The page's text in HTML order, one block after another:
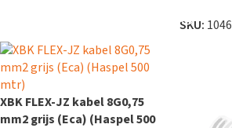
SKU:
XBK FLEX-JZ kabel 8G0,75
mm2 grijs (Eca) (Haspel 500